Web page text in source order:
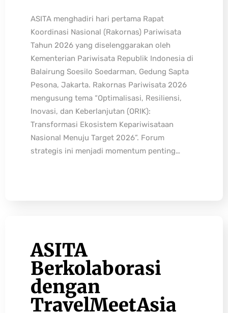
ASITA menghadiri hari pertama Rapat
Koordinasi Nasional (Rakornas) Pariwisata
Tahun 2026 yang diselenggarakan oleh
Kementerian Pariwisata Republik Indonesia di
Balairung Soesilo Soedarman, Gedung Sapta
Pesona, Jakarta. Rakornas Pariwisata 2026
mengusung tema “Optimalisasi, Resiliensi,
Inovasi, dan Keberlanjutan (ORIK):
Transformasi Ekosistem Kepariwisataan
Nasional Menuju Target 2026”. Forum
strategis ini menjadi momentum penting…
ASITA
Berkolaborasi
dengan
TravelMeetAsia